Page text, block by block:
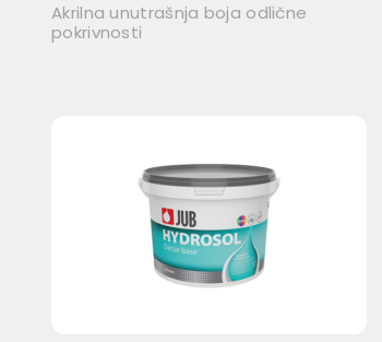
Akrilna unutrašnja boja odlične
pokrivnosti